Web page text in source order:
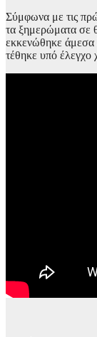
Σύμφωνα με τις
τα ξημερώματα σε
εκκενώθηκε άμεσα
τέθηκε υπό έλεγχο